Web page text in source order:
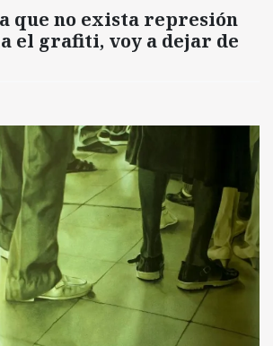
que no exista represión
el grafiti, voy a dejar de